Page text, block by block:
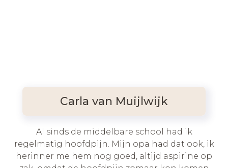
Carla van Muijlwijk
Al sinds de middelbare school had ik
regelmatig hoofdpijn. Mijn opa had dat ook, ik
herinner me hem nog goed, altijd aspirine op